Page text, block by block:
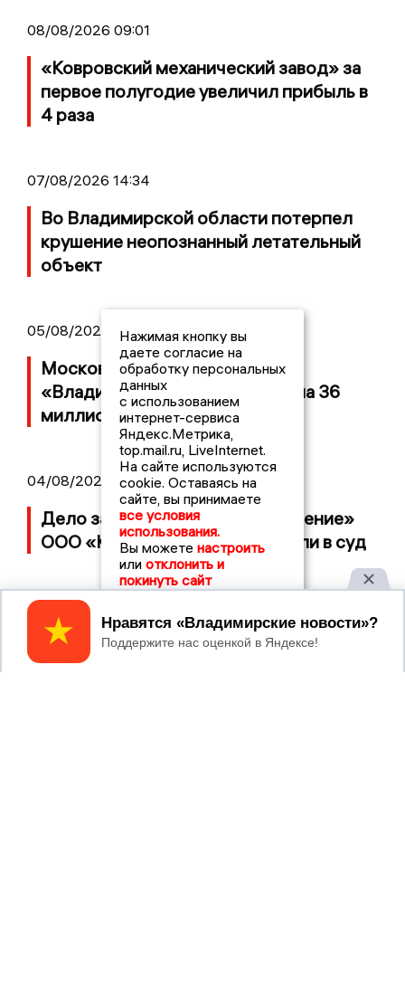
08/08/2026 09:01
«Ковровский механический завод» за
первое полугодие увеличил прибыль в
4 раза
07/08/2026 14:34
Во Владимирской области потерпел
крушение неопознанный летательный
объект
05/08/2026 08:30
Московский ЧОП подал иск к
«Владимирскому стандарту» на 36
миллионов рублей
04/08/2026 15:40
Дело застройщика ЖК «Поколение»
ООО «Капитал Строй» передали в суд
ВЛАДИМИРСКИЕ
Нажимая кнопку вы
даете согласие на
обработку персональных
данных
с использованием
интернет-сервиса
Яндекс.Метрика,
top.mail.ru, LiveInternet.
На сайте используются
cookie. Оставаясь на
сайте, вы принимаете
все условия
использования.
Вы можете настроить
или отклонить и
покинуть сайт
Принять